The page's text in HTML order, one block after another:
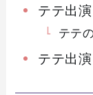
テテ出
テテ
テテ出